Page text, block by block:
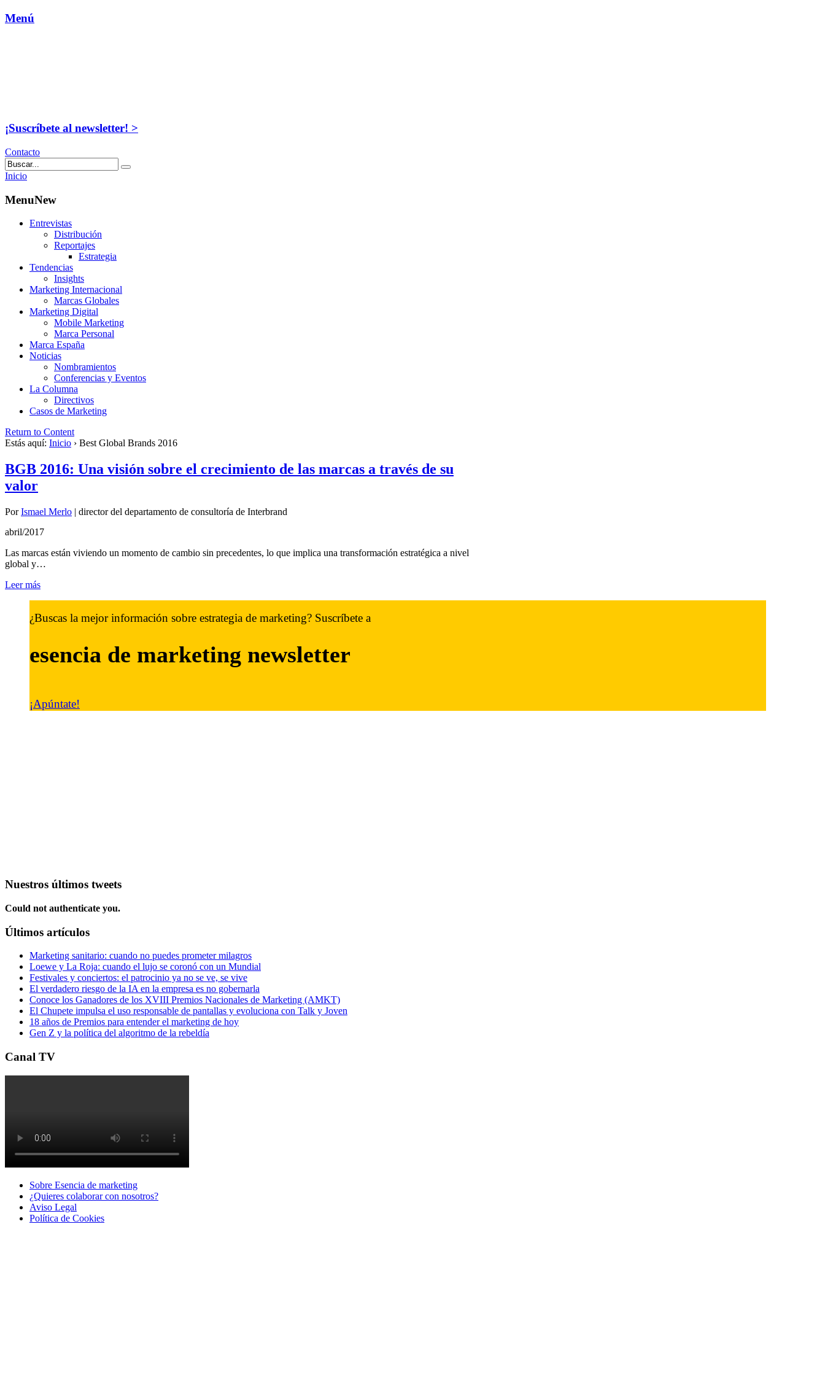
Menú
¡Suscríbete al newsletter! >
Contacto
Inicio
MenuNew
Entrevistas
Distribución
Reportajes
Estrategia
Tendencias
Insights
Marketing Internacional
Marcas Globales
Marketing Digital
Mobile Marketing
Marca Personal
Marca España
Noticias
Nombramientos
Conferencias y Eventos
La Columna
Directivos
Casos de Marketing
Return to Content
Estás aquí: Inicio › Best Global Brands 2016
BGB 2016: Una visión sobre el crecimiento de las marcas a través de su
valor
PorIsmael Merlo | director del departamento de consultoría de Interbrand
abril/2017
Las marcas están viviendo un momento de cambio sin precedentes, lo que implica una transformación estratégica a nivel
global y…
Leer más
¿Buscas la mejor información sobre estrategia de marketing? Suscríbete a
esencia de marketing newsletter
¡Apúntate!
Nuestros últimos tweets
Could not authenticate you.
Últimos artículos
Marketing sanitario: cuando no puedes prometer milagros
Loewe y La Roja: cuando el lujo se coronó con un Mundial
Festivales y conciertos: el patrocinio ya no se ve, se vive
El verdadero riesgo de la IA en la empresa es no gobernarla
Conoce los Ganadores de los XVIII Premios Nacionales de Marketing (AMKT)
El Chupete impulsa el uso responsable de pantallas y evoluciona con Talk y Joven
18 años de Premios para entender el marketing de hoy
Gen Z y la política del algoritmo de la rebeldía
Canal TV
Sobre Esencia de marketing
¿Quieres colaborar con nosotros?
Aviso Legal
Polí­tica de Cookies